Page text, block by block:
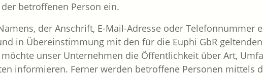
betroffenen Person ein.
der Anschrift, E-Mail-Adresse oder Telefonnummer
in Übereinstimmung mit den für die Euphi GbR
unser Unternehmen die Öffentlichkeit über Art,
informieren. Ferner werden betroffene Personen mittels